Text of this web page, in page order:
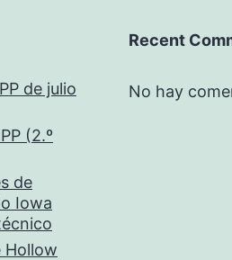
de julio
(2.º
de
Iowa
Hollow
Recent
No hay